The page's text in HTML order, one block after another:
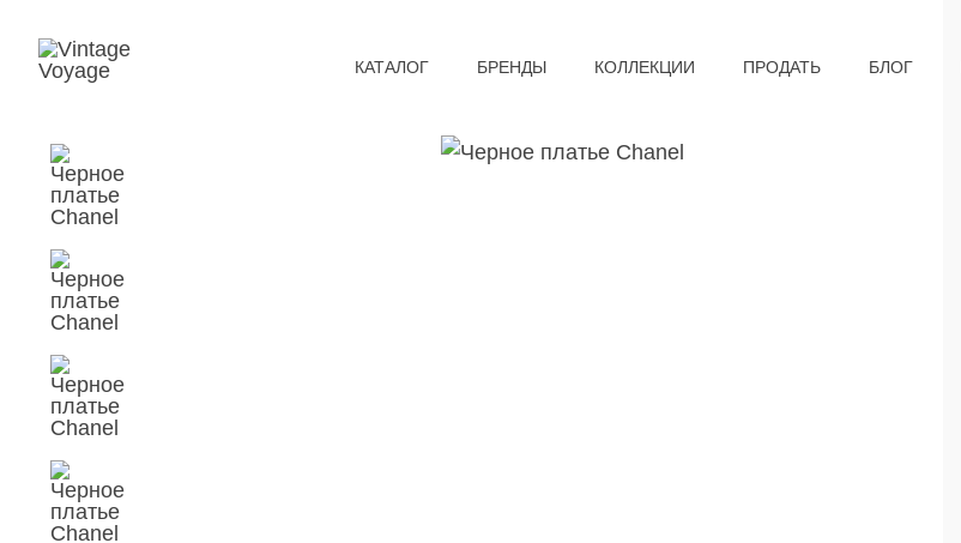
КАТАЛОГ БРЕНДЫ КОЛЛЕКЦИИ ПРОДАТЬ БЛОГ